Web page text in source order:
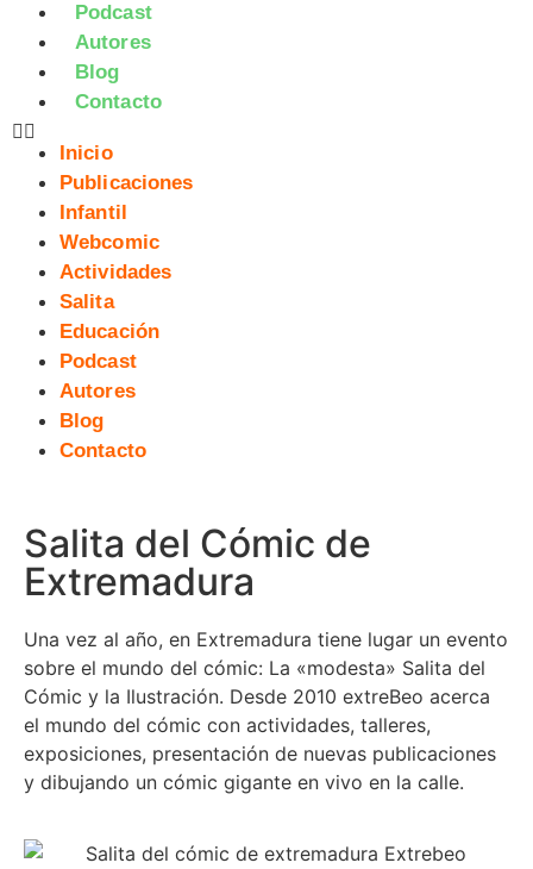
Podcast
Autores
Blog
Contacto
Inicio
Publicaciones
Infantil
Webcomic
Actividades
Salita
Educación
Podcast
Autores
Blog
Contacto
Salita del Cómic de
Extremadura
Una vez al año, en Extremadura tiene lugar un evento
sobre el mundo del cómic: La «modesta» Salita del
Cómic y la Ilustración. Desde 2010 extreBeo acerca
el mundo del cómic con actividades, talleres,
exposiciones, presentación de nuevas publicaciones
y dibujando un cómic gigante en vivo en la calle.